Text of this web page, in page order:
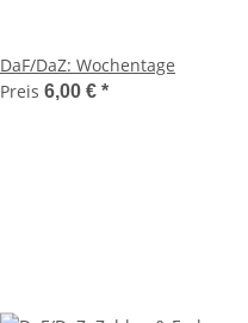
DaF/DaZ: Wochentage
Preis 6,00 € *